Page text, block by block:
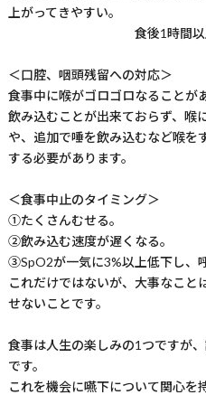
上がってきやすい。
食後1時間以上は座っ
＜口腔、咽頭残留への対応＞
食事中に喉がゴロゴロなることが
飲み込むことが出来ておらず、喉
や、追加で唾を飲み込むなど喉を
する必要があります。
＜食事中止のタイミング＞
①たくさんむせる。
②飲み込む速度が遅くなる。
③SpO2が一気に3%以上低下し、
これだけではないが、大事なこと
せないことです。
食事は人生の楽しみの1つですが
です。
これを機会に嚥下について関心を